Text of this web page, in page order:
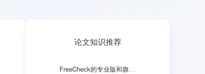
论文知识推荐
FreeCheck的专业版和旗舰版有什么不一样？